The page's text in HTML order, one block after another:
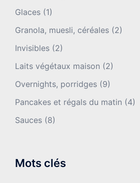
Glaces (1)
Granola, muesli, céréales (2)
Invisibles (2)
Laits végétaux maison (2)
Overnights, porridges (9)
Pancakes et régals du matin (4)
Sauces (8)
Mots clés